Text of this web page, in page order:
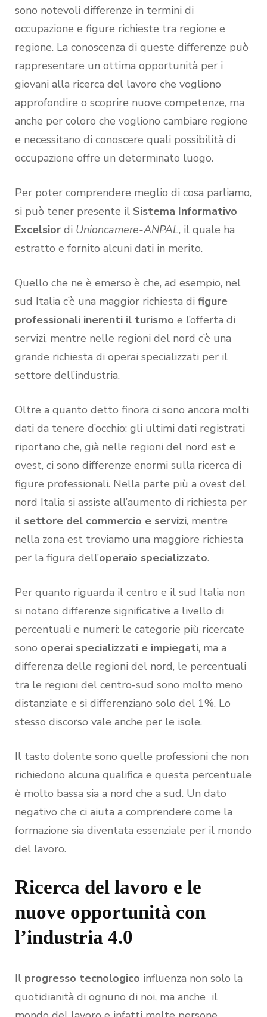
sono notevoli differenze in termini di
occupazione e figure richieste tra regione e
regione. La conoscenza di queste differenze può
rappresentare un ottima opportunità per i
giovani alla ricerca del lavoro che vogliono
approfondire o scoprire nuove competenze, ma
anche per coloro che vogliono cambiare regione
e necessitano di conoscere quali possibilità di
occupazione offre un determinato luogo.
Per poter comprendere meglio di cosa parliamo,
si può tener presente il Sistema Informativo
Excelsior di Unioncamere-ANPAL, il quale ha
estratto e fornito alcuni dati in merito.
Quello che ne è emerso è che, ad esempio, nel
sud Italia c’è una maggior richiesta di figure
professionali inerenti il turismo e l’offerta di
servizi, mentre nelle regioni del nord c’è una
grande richiesta di operai specializzati per il
settore dell’industria.
Oltre a quanto detto finora ci sono ancora molti
dati da tenere d’occhio: gli ultimi dati registrati
riportano che, già nelle regioni del nord est e
ovest, ci sono differenze enormi sulla ricerca di
figure professionali. Nella parte più a ovest del
nord Italia si assiste all’aumento di richiesta per
il settore del commercio e servizi, mentre
nella zona est troviamo una maggiore richiesta
per la figura dell’operaio specializzato.
Per quanto riguarda il centro e il sud Italia non
si notano differenze significative a livello di
percentuali e numeri: le categorie più ricercate
sono operai specializzati e impiegati, ma a
differenza delle regioni del nord, le percentuali
tra le regioni del centro-sud sono molto meno
distanziate e si differenziano solo del 1%. Lo
stesso discorso vale anche per le isole.
Il tasto dolente sono quelle professioni che non
richiedono alcuna qualifica e questa percentuale
è molto bassa sia a nord che a sud. Un dato
negativo che ci aiuta a comprendere come la
formazione sia diventata essenziale per il mondo
del lavoro.
Ricerca del lavoro e le
nuove opportunità con
l’industria 4.0
Il progresso tecnologico influenza non solo la
quotidianità di ognuno di noi, ma anche il